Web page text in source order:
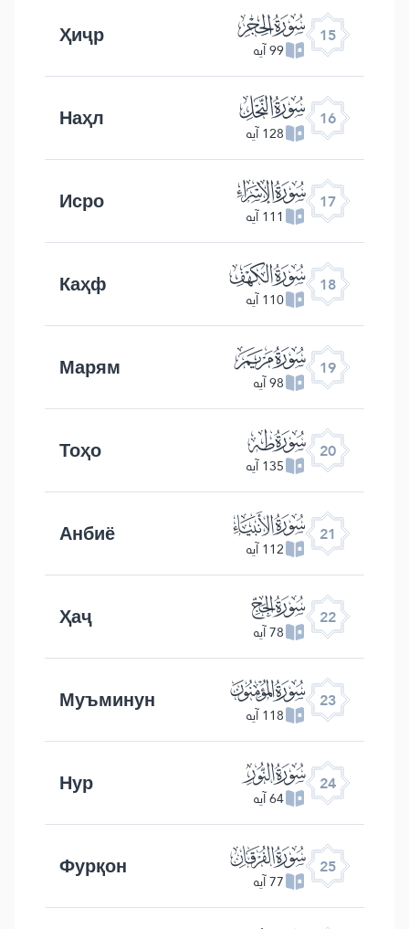
15 ﮛ
99 آیه Ҳиҷр
16 ﮜ
128 آیه Наҳл
17 ﮝ
111 آیه Исро
18 ﮞ
110 آیه Каҳф
19 ﮟ
98 آیه Марям
20 ﮠ
135 آیه Тоҳо
21 ﮡ
112 آیه Анбиё
22 ﮢ
78 آیه Ҳаҷ
23 ﮣ
118 آیه Муъминун
24 ﮤ
64 آیه Нур
25 ﮥ
77 آیه Фурқон